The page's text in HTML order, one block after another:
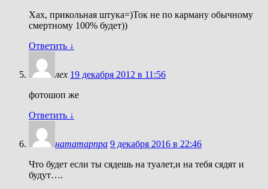
Хах, прикольная штука=)Ток не по карману обычному
смертному 100% будет))
Ответить ↓
лех 19 декабря 2012 в 11:56
фотошоп же
Ответить ↓
нататарпра 9 декабря 2016 в 22:46
Что будет если ты сядешь на туалет,и на тебя сядят и
будут….